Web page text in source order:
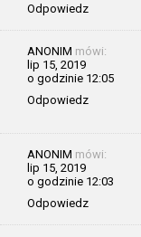
Odpowiedz
ANONIM mówi:
lip 15, 2019
o godzinie 12:05
Odpowiedz
ANONIM mówi:
lip 15, 2019
o godzinie 12:03
Odpowiedz